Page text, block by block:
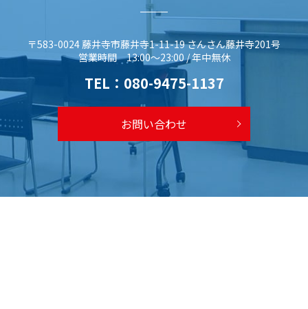
〒583-0024 藤井寺市藤井寺1-11-19 さんさん藤井寺201号
営業時間 13:00～23:00 / 年中無休
TEL： 080-9475-1137
お問い合わせ